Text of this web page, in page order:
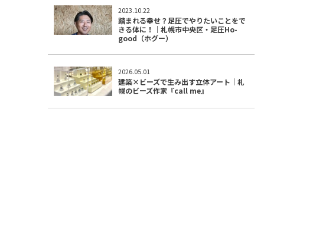
2023.10.22
踏まれる幸せ？足圧でやりたいことをで
きる体に！｜札幌市中央区・足圧Ho-
good（ホグー）
2026.05.01
建築×ビーズで生み出す立体アート｜札
幌のビーズ作家『call me』